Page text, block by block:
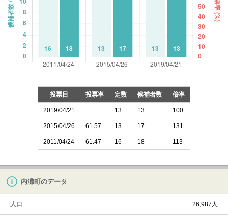
投票日 投票率 定数 候補者数 倍率
2019/04/21 13 13 100
2015/04/26 61.57 13 17 131
2011/04/24 61.47 16 18 113
内灘町のデータ
人口 26,987人